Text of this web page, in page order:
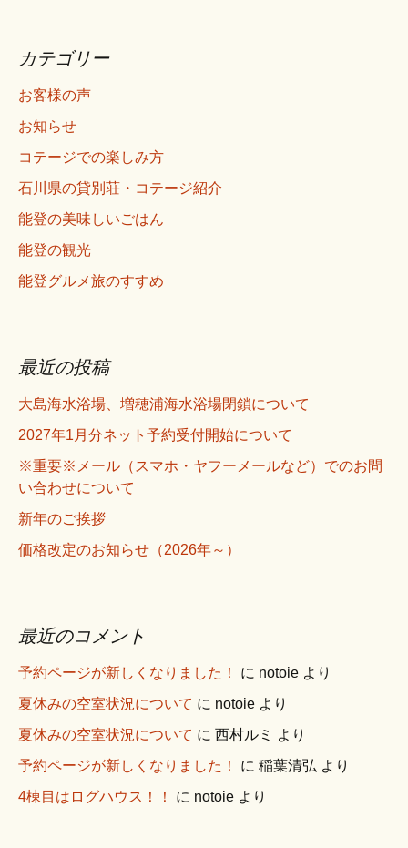
カテゴリー
お客様の声
お知らせ
コテージでの楽しみ方
石川県の貸別荘・コテージ紹介
能登の美味しいごはん
能登の観光
能登グルメ旅のすすめ
最近の投稿
大島海水浴場、増穂浦海水浴場閉鎖について
2027年1月分ネット予約受付開始について
※重要※メール（スマホ・ヤフーメールなど）でのお問
い合わせについて
新年のご挨拶
価格改定のお知らせ（2026年～）
最近のコメント
予約ページが新しくなりました！ に notoie より
夏休みの空室状況について に notoie より
夏休みの空室状況について に 西村ルミ
より
予約ページが新しくなりました！
に 稲葉清弘 より
4棟目はログハウス！！
に notoie より